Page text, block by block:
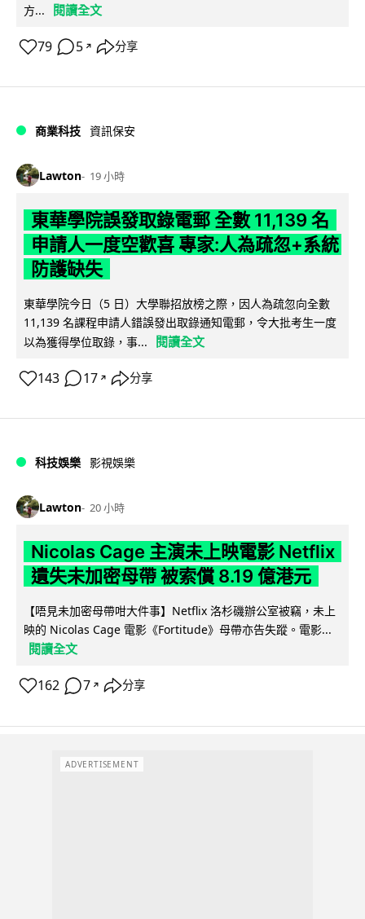
方...
閱讀全文
79 5 ↗ 分享
商業科技 資訊保安
Lawton 19 小時
東華學院誤發取錄電郵 全數 11,139 名
申請人一度空歡喜 專家:人為疏忽+系統
防護缺失
東華學院今日（5 日）大學聯招放榜之際，因人為疏忽向全數
11,139 名課程申請人錯誤發出取錄通知電郵，令大批考生一度
以為獲得學位取錄，事...
閱讀全文
143 17 ↗ 分享
科技娛樂 影視娛樂
Lawton 20 小時
Nicolas Cage 主演未上映電影 Netflix
遺失未加密母帶 被索償 8.19 億港元
【唔見未加密母帶咁大件事】Netflix 洛杉磯辦公室被竊，未上
映的 Nicolas Cage 電影《Fortitude》母帶亦告失蹤。電影...
閱讀全文
162 7 ↗ 分享
ADVERTISEMENT